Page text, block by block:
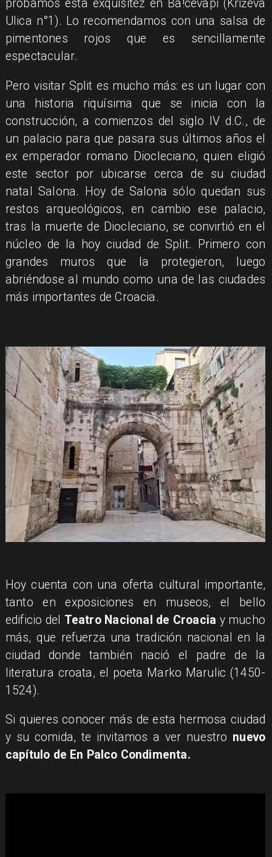
probamos esta exquisitez en Ba!cevapi (Križeva
Ulica n°1). Lo recomendamos con una salsa de
pimentones rojos que es sencillamente
espectacular.
Pero visitar Split es mucho más: es un lugar con
una historia riquísima que se inicia con la
construcción, a comienzos del siglo IV d.C., de
un palacio para que pasara sus últimos años el
ex emperador romano Diocleciano, quien eligió
este sector por ubicarse cerca de su ciudad
natal Salona. Hoy de Salona sólo quedan sus
restos arqueológicos, en cambio ese palacio,
tras la muerte de Diocleciano, se convirtió en el
núcleo de la hoy ciudad de Split. Primero con
grandes muros que la protegieron, luego
abriéndose al mundo como una de las ciudades
más importantes de Croacia.
Hoy cuenta con una oferta cultural importante,
tanto en exposiciones en museos, el bello
edificio del Teatro Nacional de Croacia y mucho
más, que refuerza una tradición nacional en la
ciudad donde también nació el padre de la
literatura croata, el poeta Marko Marulic (1450-
1524).
Si quieres conocer más de esta hermosa ciudad
y su comida, te invitamos a ver nuestro nuevo
capítulo de En Palco Condimenta.